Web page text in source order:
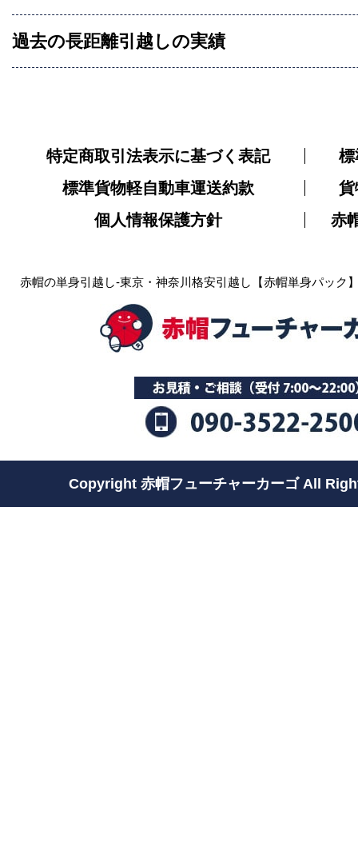
過去の長距離引越しの実績
特定商取引法表示に基づく表記
標
標準貨物軽自動車運送約款
貨
個人情報保護方針
赤
赤帽の単身引越し-東京・神奈川格安引越し【赤帽単身パック
Copyright 赤帽フューチャーカーゴ All